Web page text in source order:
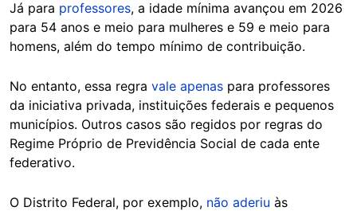
Já para professores, a idade mínima avançou em 2026
para 54 anos e meio para mulheres e 59 e meio para
homens, além do tempo mínimo de contribuição.
No entanto, essa regra vale apenas para professores
da iniciativa privada, instituições federais e pequenos
municípios. Outros casos são regidos por regras do
Regime Próprio de Previdência Social de cada ente
federativo.
O Distrito Federal, por exemplo, não aderiu às